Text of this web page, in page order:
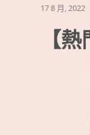
17 8 月, 2022
【